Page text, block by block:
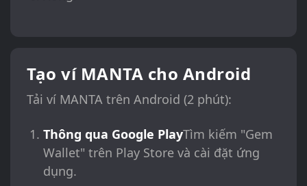
Tạo ví MANTA cho Android
Tải ví MANTA trên Android (2 phút):
Thông qua Google PlayTìm kiếm "Gem
Wallet" trên Play Store và cài đặt ứng
dụng.